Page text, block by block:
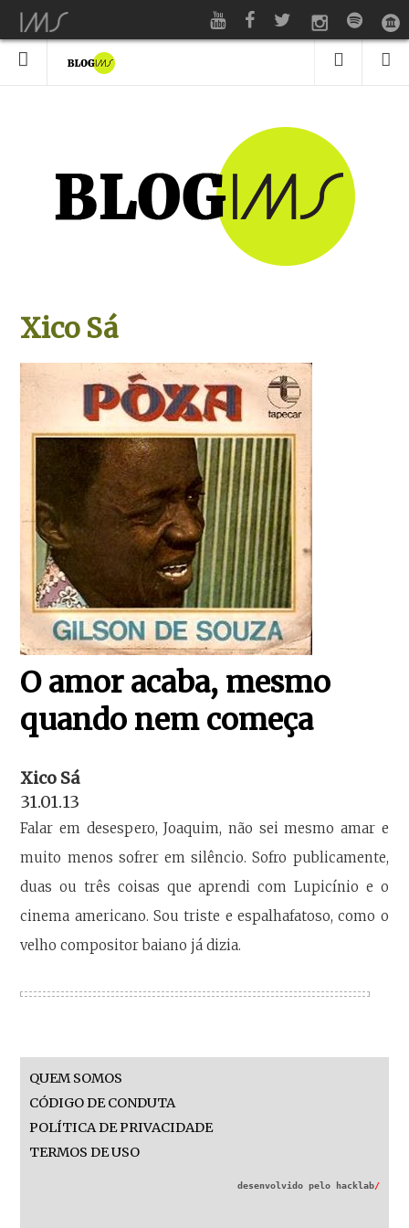
Xico Sá
O amor acaba, mesmo
quando nem começa
Xico Sá
31.01.13
Falar em desespero, Joaquim, não sei mesmo amar e
muito menos sofrer em silêncio. Sofro publicamente,
duas ou três coisas que aprendi com Lupicínio e o
cinema americano. Sou triste e espalhafatoso, como o
velho compositor baiano já dizia.
QUEM SOMOS
CÓDIGO DE CONDUTA
POLÍTICA DE PRIVACIDADE
TERMOS DE USO
desenvolvido pelo hacklab/